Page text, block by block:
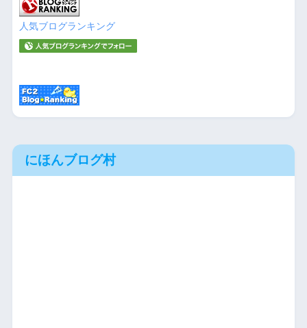
人気ブログランキング
にほんブログ村